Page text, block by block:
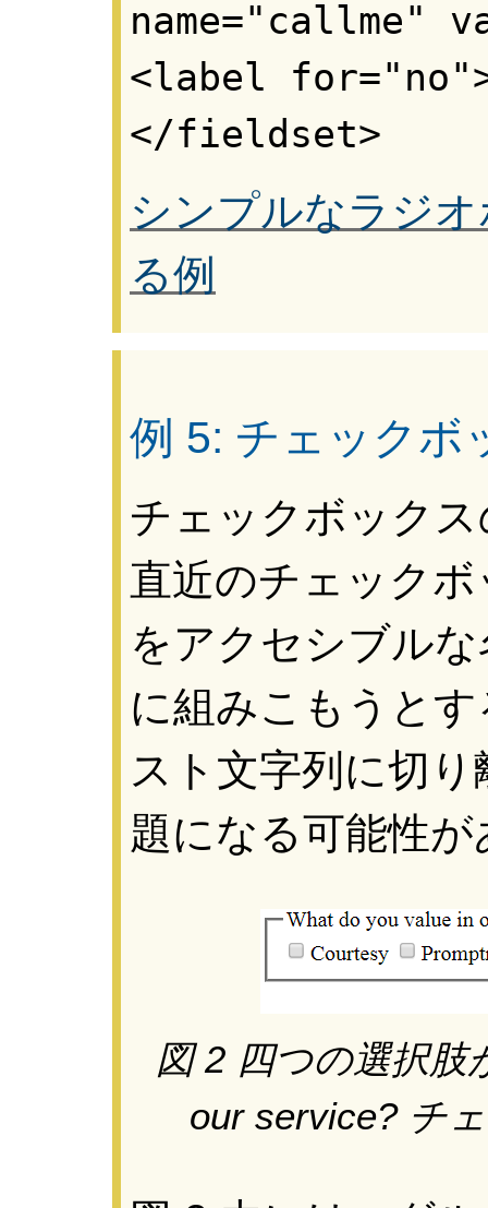
name="callme"
<label
</fieldset>
シンプルなラジ
る例
例 5: チェックボ
チェックボック
直近のチェック
をアクセシブル
に組みこもうと
スト文字列に切
題になる可能性が
図 2 四つの選択肢
our service? チ